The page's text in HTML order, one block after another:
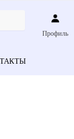
Профиль